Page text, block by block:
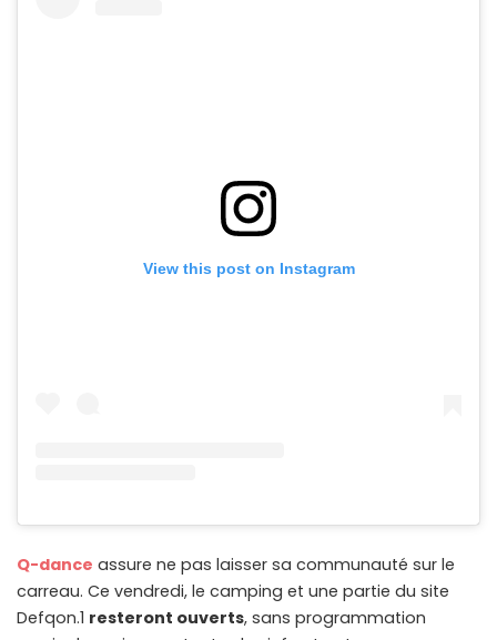
View this post on Instagram
Q-dance assure ne pas laisser sa communauté sur le
carreau. Ce vendredi, le camping et une partie du site
Defqon.1 resteront ouverts, sans programmation